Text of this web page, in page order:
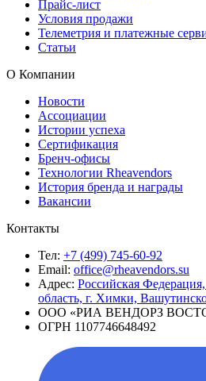
Прайс-лист
Условия продажи
Телеметрия и платежные
Статьи
О Компании
Новости
Ассоциации
Истории успеха
Сертификация
Бренч-офисы
Технологии Rheavendors
История бренда и награды
Вакансии
Контакты
Тел: +7 (499) 745-60-92
Email: office@rheavendors.su
Адрес: Российская
область, г. Химки,
ООО «РИА ВЕНДОРЗ
ОГРН 1107746648492